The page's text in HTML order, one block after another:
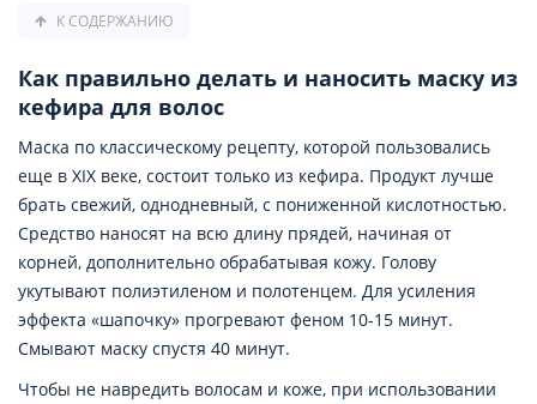
К СОДЕРЖАНИЮ
Как правильно делать и наносить маску из
кефира для волос
Маска по классическому рецепту, которой пользовались
еще в XIX веке, состоит только из кефира. Продукт лучше
брать свежий, однодневный, с пониженной кислотностью.
Средство наносят на всю длину прядей, начиная от
корней, дополнительно обрабатывая кожу. Голову
укутывают полиэтиленом и полотенцем. Для усиления
эффекта «шапочку» прогревают феном 10-15 минут.
Смывают маску спустя 40 минут.
Чтобы не навредить волосам и коже, при использовании